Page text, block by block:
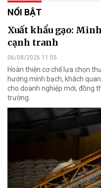
NỔI BẬT
Xuất khẩu gạo:
cạnh tranh
06/08/2026 11:05
Hoàn thiện cơ chế lựa chọn
hướng minh bạch, khách
cho doanh nghiệp mới, đồng
trường.